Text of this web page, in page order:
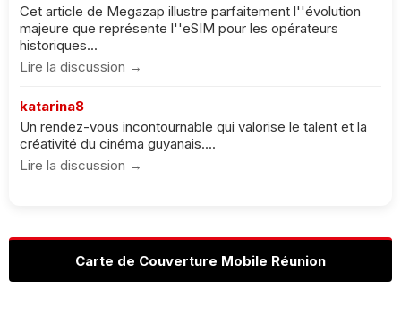
Cet article de Megazap illustre parfaitement l''évolution
majeure que représente l''eSIM pour les opérateurs
historiques...
Lire la discussion →
katarina8
Un rendez-vous incontournable qui valorise le talent et la
créativité du cinéma guyanais....
Lire la discussion →
Carte de Couverture Mobile Réunion